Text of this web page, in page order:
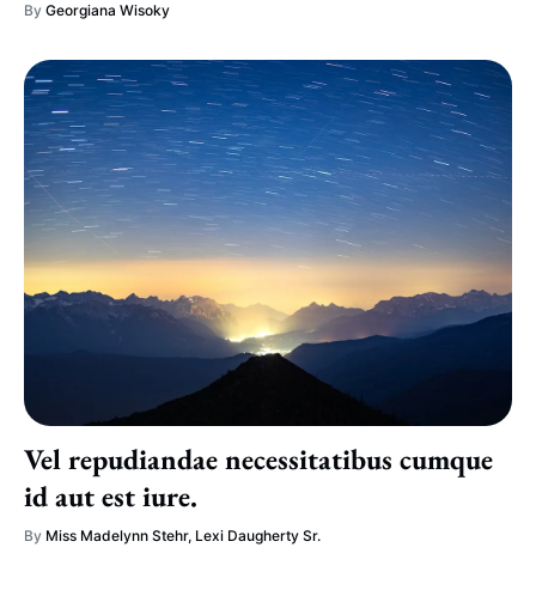
By Georgiana Wisoky
Vel repudiandae necessitatibus cumque
id aut est iure.
By Miss Madelynn Stehr, Lexi Daugherty Sr.